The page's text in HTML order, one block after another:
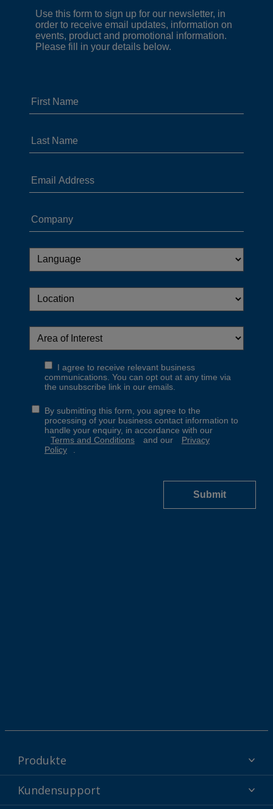
Produkte
Interpon Pulverbeschichtungen - Produkte nach Branche
Warum Pulverbeschichtungen?
Kundensupport